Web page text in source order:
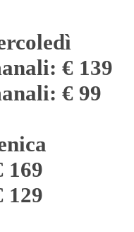
€ 139
€ 99
169
129